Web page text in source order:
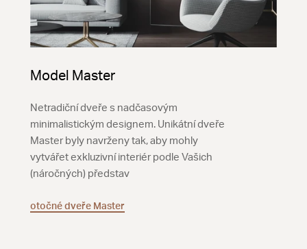
Model Master
Netradiční dveře s nadčasovým
minimalistickým designem. Unikátní dveře
Master byly navrženy tak, aby mohly
vytvářet exkluzivní interiér podle Vašich
(náročných) představ
otočné dveře Master